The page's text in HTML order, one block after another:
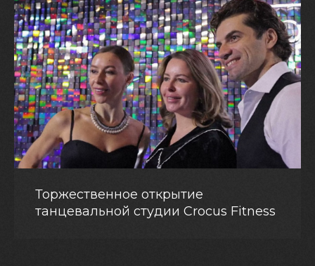
Торжественное открытие
танцевальной студии Crocus Fitness